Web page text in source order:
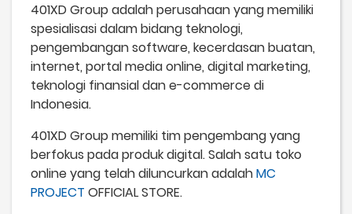
401XD Group adalah perusahaan yang memiliki
spesialisasi dalam bidang teknologi,
pengembangan software, kecerdasan buatan,
internet, portal media online, digital marketing,
teknologi finansial dan e-commerce di
Indonesia.
401XD Group memiliki tim pengembang yang
berfokus pada produk digital. Salah satu toko
online yang telah diluncurkan adalahMC
PROJECT OFFICIAL STORE.